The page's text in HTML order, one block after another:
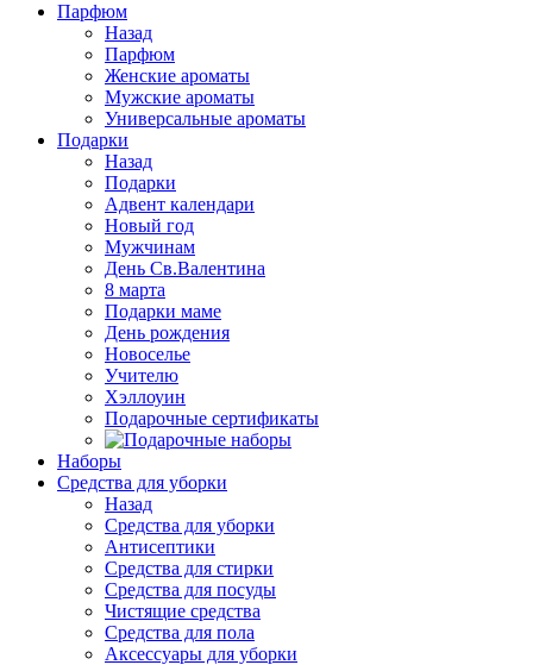
Парфюм
Назад
Парфюм
Женские ароматы
Мужские ароматы
Универсальные ароматы
Подарки
Назад
Подарки
Адвент календари
Новый год
Мужчинам
День Св.Валентина
8 марта
Подарки маме
День рождения
Новоселье
Учителю
Хэллоуин
Подарочные сертификаты
Наборы
Средства для уборки
Назад
Средства для уборки
Антисептики
Средства для стирки
Средства для посуды
Чистящие средства
Средства для пола
Аксессуары для уборки